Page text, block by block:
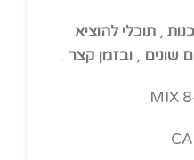
,תוכלי להוציא
שונים , ובזמן קצר .
MIX